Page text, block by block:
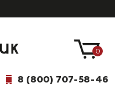
8 (800) 707-58-46
0